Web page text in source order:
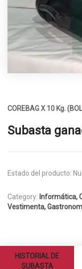
COREBAG X 10 Kg.
Subasta
Estado del producto:
Category: Informática,
Vestimenta,
HISTORIAL DE
SUBASTA